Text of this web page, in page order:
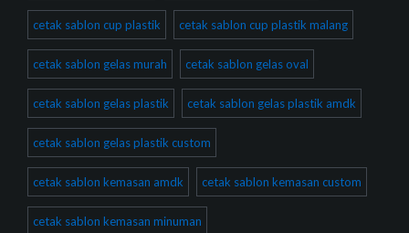
cetak sablon cup plastik cetak sablon cup plastik malang
cetak sablon gelas murah cetak sablon gelas oval
cetak sablon gelas plastik cetak sablon gelas plastik amdk
cetak sablon gelas plastik custom
cetak sablon kemasan amdk cetak sablon kemasan custom
cetak sablon kemasan minuman